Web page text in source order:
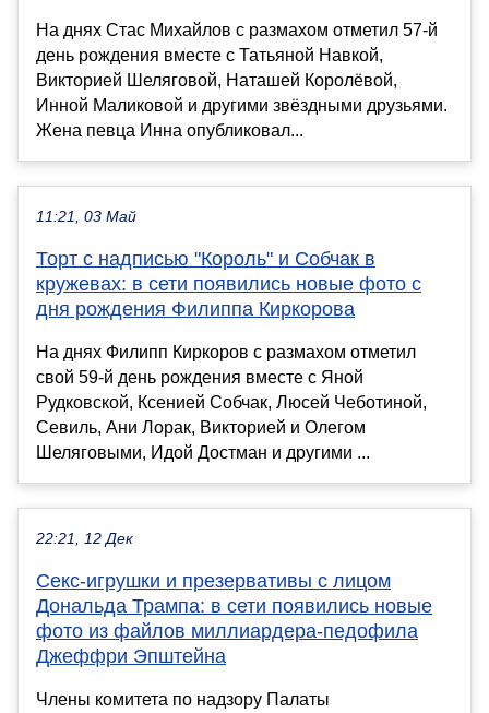
На днях Стас Михайлов с размахом отметил 57-й
день рождения вместе с Татьяной Навкой,
Викторией Шеляговой, Наташей Королёвой,
Инной Маликовой и другими звёздными друзьями.
Жена певца Инна опубликовал...
11:21, 03 Май
Торт с надписью "Король" и Собчак в
кружевах: в сети появились новые фото с
дня рождения Филиппа Киркорова
На днях Филипп Киркоров с размахом отметил
свой 59-й день рождения вместе с Яной
Рудковской, Ксенией Собчак, Люсей Чеботиной,
Севиль, Ани Лорак, Викторией и Олегом
Шеляговыми, Идой Достман и другими ...
22:21, 12 Дек
Секс-игрушки и презервативы с лицом
Дональда Трампа: в сети появились новые
фото из файлов миллиардера-педофила
Джеффри Эпштейна
Члены комитета по надзору Палаты